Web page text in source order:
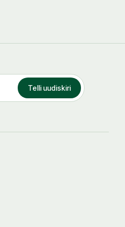
Telli uudiskiri